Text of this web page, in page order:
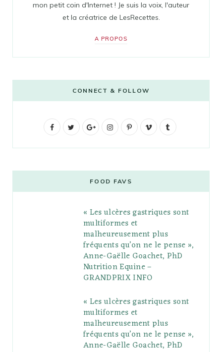
mon petit coin d'Internet ! Je suis la voix, l'auteur
et la créatrice de LesRecettes.
A PROPOS
CONNECT & FOLLOW
F
b
t
G
g
l
e
P
l
s
I
t
a
g
r
a
m
P
e
r
e
s
V
o
l
r
FOOD FAVS
« Les ulcères gastriques sont
multiformes et
malheureusement plus
fréquents qu’on ne le pense »,
Anne-Gaëlle Goachet, PhD
Nutrition Equine –
GRANDPRIX INFO
« Les ulcères gastriques sont
multiformes et
malheureusement plus
fréquents qu’on ne le pense »,
Anne-Gaëlle Goachet, PhD